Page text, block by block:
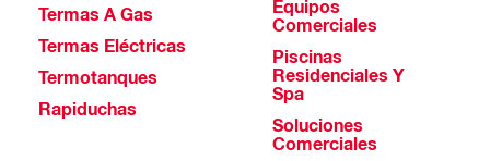
Termas A Gas
Termas Eléctricas
Termotanques
Rapiduchas
Equipos
Comerciales
Piscinas
Residenciales Y
Spa
Soluciones
Comerciales